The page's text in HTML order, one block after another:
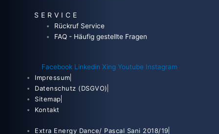
SERVICE
Rückruf Service
FAQ - Häufig gestellte Fragen
Facebook Linkedin Xing Youtube Instagram
Impressum
Datenschutz (DSGVO)
Sitemap
Kontakt
Extra Energy Dance/ Pascal Sani 2018/19